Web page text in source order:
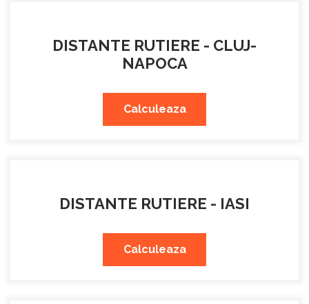
DISTANTE RUTIERE - CLUJ-
NAPOCA
Calculeaza
DISTANTE RUTIERE - IASI
Calculeaza